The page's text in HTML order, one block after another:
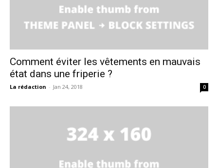
Comment éviter les vêtements en mauvais
état dans une friperie ?
La rédaction - Jan 24, 2018 0